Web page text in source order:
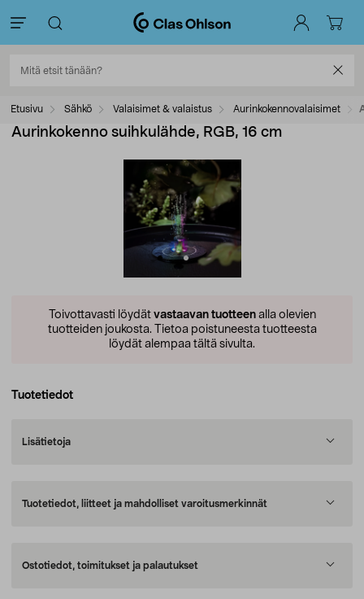
Etusivu Sähkö Valaisimet & valaistus Aurinkokennovalaisimet
Aurinkokenno suihkulähde, RGB, 16 cm
Toivottavasti löydät vastaavan tuotteenalla olevien
tuotteiden joukosta. Tietoa poistuneesta tuotteesta
löydät alempaa tältä sivulta.
Tuotetiedot
Lisätietoja
Tuotetiedot, liitteet ja mahdolliset varoitusmerkinnät
Ostotiedot, toimitukset ja palautukset